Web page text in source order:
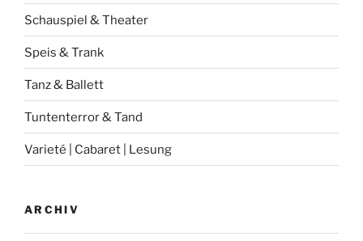
Schauspiel & Theater
Speis & Trank
Tanz & Ballett
Tuntenterror & Tand
Varieté | Cabaret | Lesung
ARCHIV